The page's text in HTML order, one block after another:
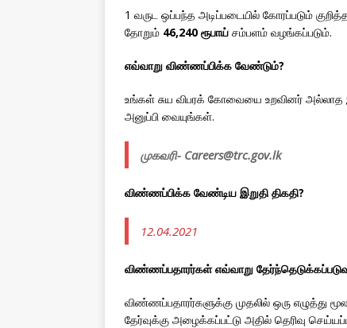
1 வருட ஒப்பந்த அடிப்படையில் கோரப்படும்
தோறும் 46,240 ரூபாய் சம்பளம் வழங்கப்படும்.
எவ்வாறு விண்ணப்பிக்க வேண்டும்?
உங்கள் சுய விபரக் கோவையை உறவினர் அல்லாத
அனுப்பி வையுங்கள்.
முகவரி- Careers@trc.gov.lk
விண்ணப்பிக்க வேண்டிய இறுதி திகதி?
12.04.2021
விண்ணப்பதாரர்கள் எவ்வாறு
விண்ணப்பதாரர்களுக்கு முதலில் ஒரு எழுத்து
தேர்வுக்கு அழைக்கப்பட்டு அதில் தெரிவு